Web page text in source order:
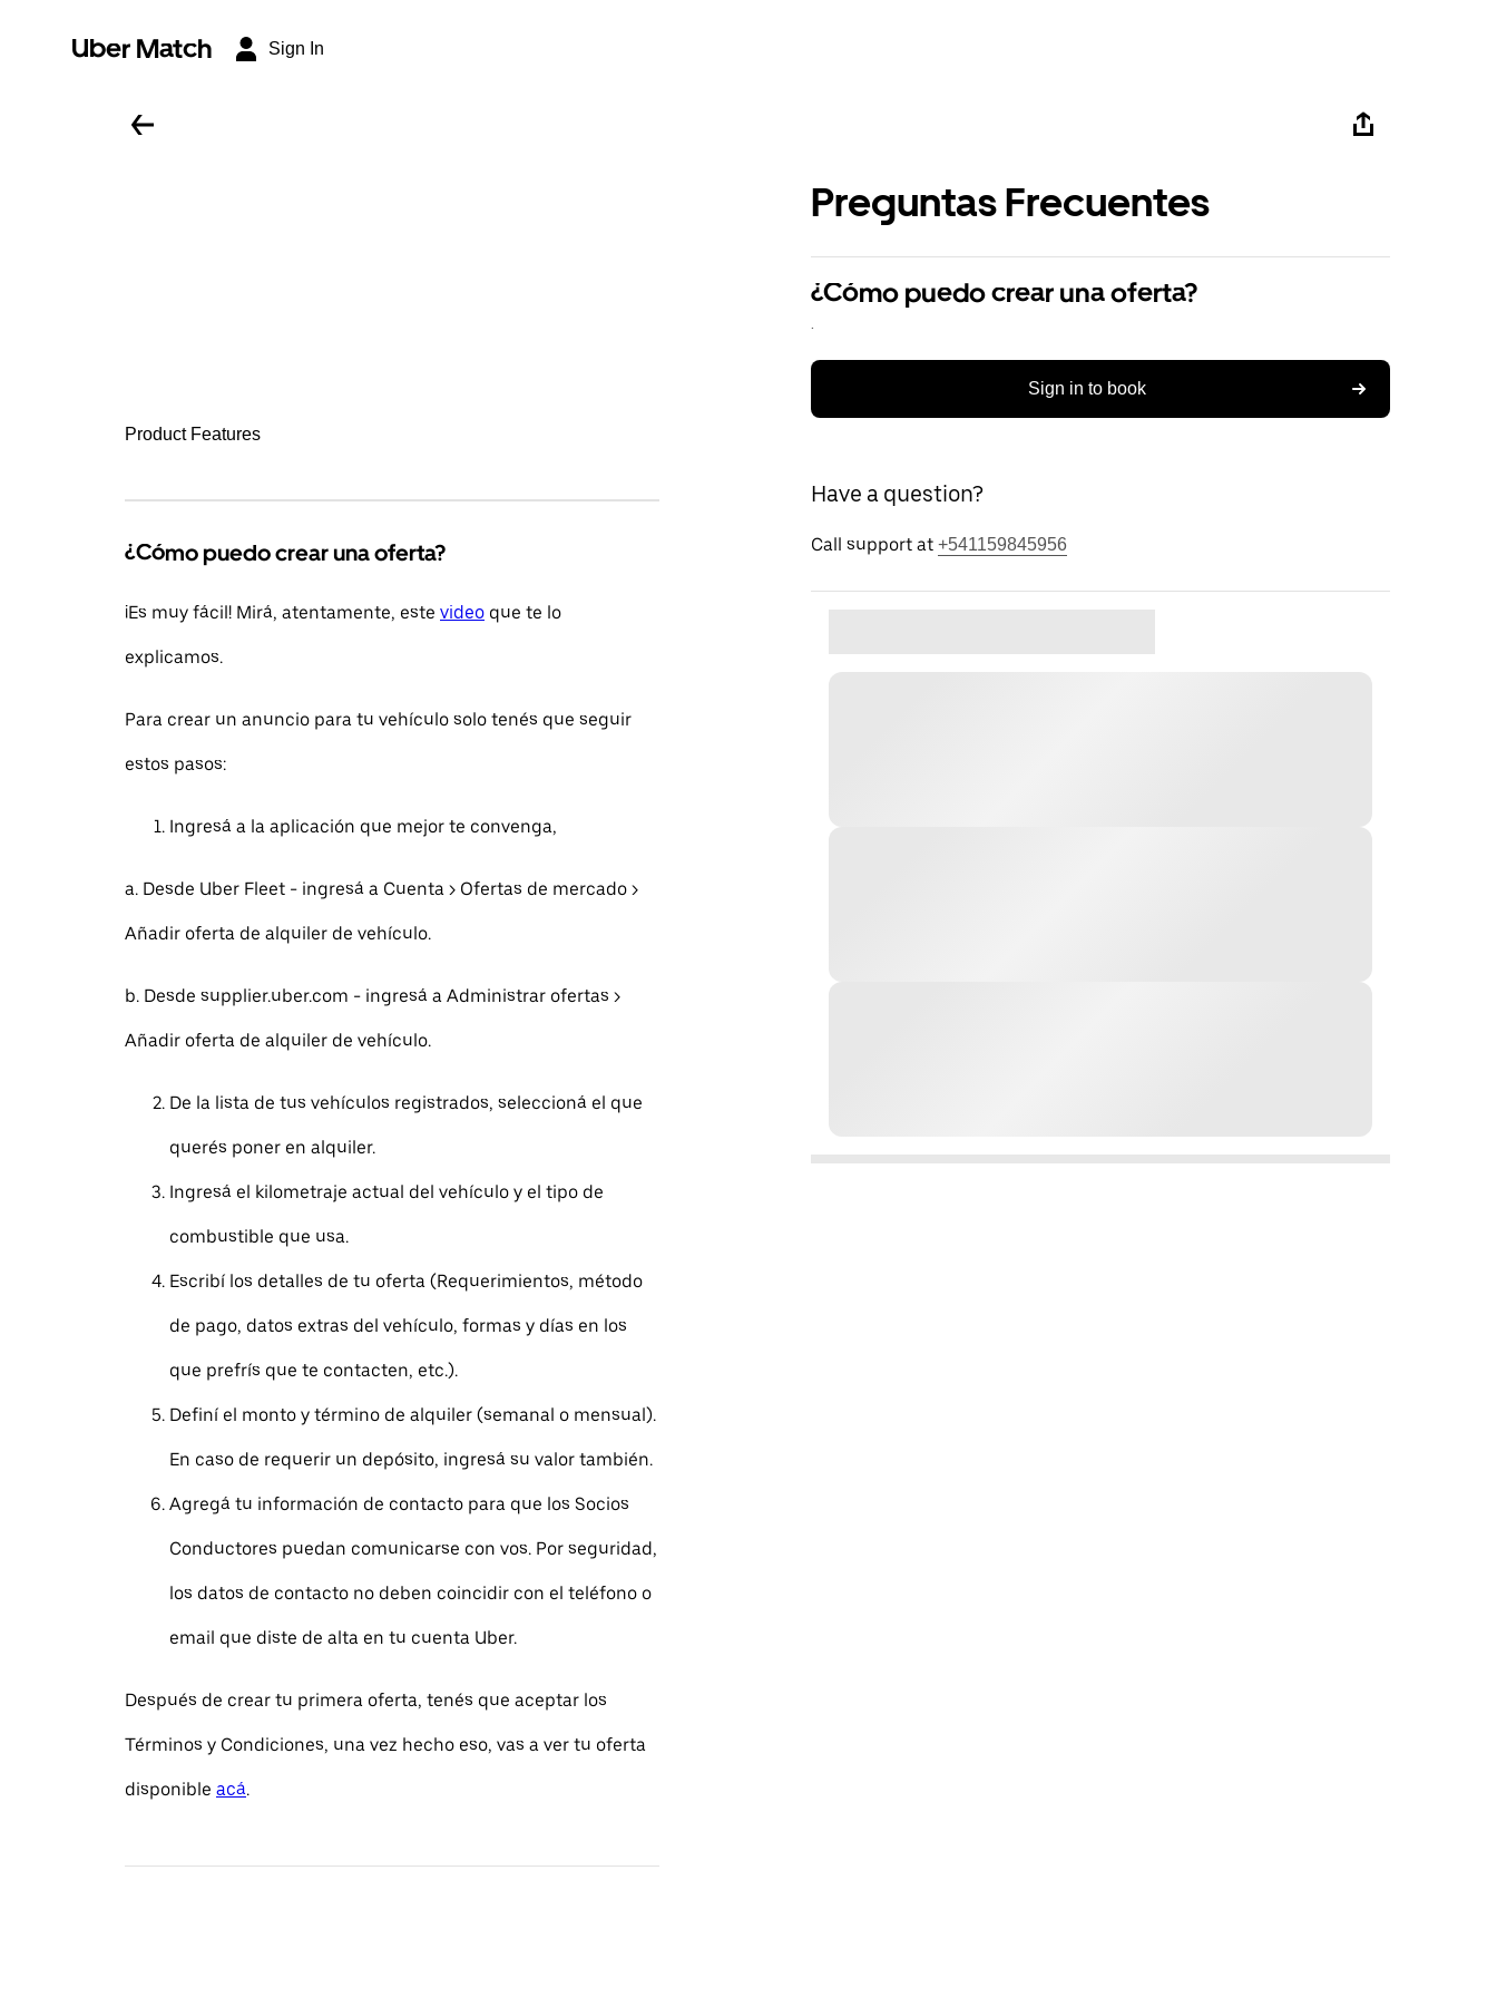
Uber Match Sign In
Product Features
¿Cómo puedo crear una oferta?
¡Es muy fácil! Mirá, atentamente, este video que te lo
explicamos.
Para crear un anuncio para tu vehículo solo tenés que seguir
estos pasos:
Ingresá a la aplicación que mejor te convenga,
a. Desde Uber Fleet - ingresá a Cuenta > Ofertas de mercado >
Añadir oferta de alquiler de vehículo.
b. Desde supplier.uber.com - ingresá a Administrar ofertas >
Añadir oferta de alquiler de vehículo.
De la lista de tus vehículos registrados, seleccioná el que
querés poner en alquiler.
Ingresá el kilometraje actual del vehículo y el tipo de
combustible que usa.
Escribí los detalles de tu oferta (Requerimientos, método
de pago, datos extras del vehículo, formas y días en los
que prefrís que te contacten, etc.).
Definí el monto y término de alquiler (semanal o mensual).
En caso de requerir un depósito, ingresá su valor también.
Agregá tu información de contacto para que los Socios
Conductores puedan comunicarse con vos. Por seguridad,
los datos de contacto no deben coincidir con el teléfono o
email que diste de alta en tu cuenta Uber.
Después de crear tu primera oferta, tenés que aceptar los
Términos y Condiciones, una vez hecho eso, vas a ver tu oferta
disponible acá.
Preguntas Frecuentes
¿Cómo puedo crear una oferta?
.
Sign in to book
Have a question?
Call support at +541159845956